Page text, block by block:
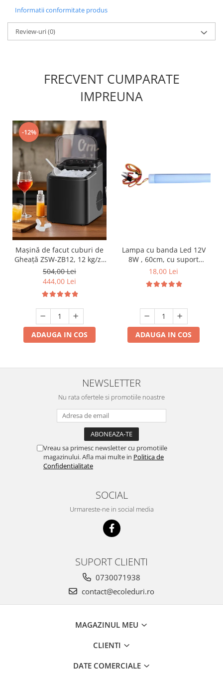
Informatii conformitate produs
Review-uri(0)
FRECVENT CUMPARATE
IMPREUNA
-12%
Mașină de facut cuburi de
Gheață ZSW-ZB12, 12 kg/zi,
Rezervor 1.2L, Panou Tactil,
Design Compact, Negru
504,00 Lei
444,00 Lei
ADAUGA IN COS
Lampa cu banda Led 12V
8W , 60cm, cu suport
aluminiu si clesti de
18,00 Lei
ADAUGA IN COS
NEWSLETTER
Nu rata ofertele si promotiile noastre
Vreau sa primesc newsletter cu promotiile
magazinului. Afla mai multe in Politica de
Confidentialitate
SOCIAL
Urmareste-ne in social media
SUPORT CLIENTI
0730071938
contact@ecoleduri.ro
MAGAZINUL MEU
CLIENTI
DATE COMERCIALE